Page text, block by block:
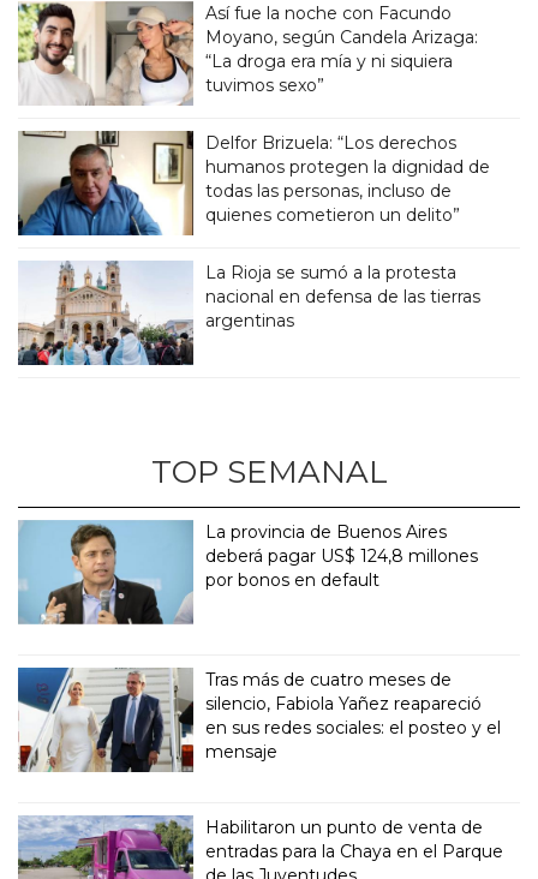
Así fue la noche con Facundo
Moyano, según Candela Arizaga:
“La droga era mía y ni siquiera
tuvimos sexo”
Delfor Brizuela: “Los derechos
humanos protegen la dignidad de
todas las personas, incluso de
quienes cometieron un delito”
La Rioja se sumó a la protesta
nacional en defensa de las tierras
argentinas
TOP SEMANAL
La provincia de Buenos Aires
deberá pagar US$ 124,8 millones
por bonos en default
Tras más de cuatro meses de
silencio, Fabiola Yañez reapareció
en sus redes sociales: el posteo y el
mensaje
Habilitaron un punto de venta de
entradas para la Chaya en el Parque